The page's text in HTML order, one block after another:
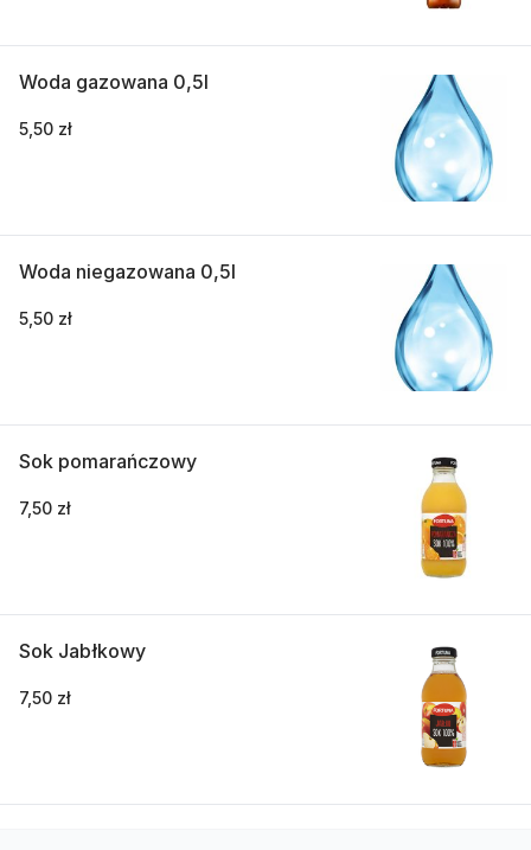
Woda gazowana 0,5l
5,50 zł
Woda niegazowana 0,5l
5,50 zł
Sok pomarańczowy
7,50 zł
Sok Jabłkowy
7,50 zł